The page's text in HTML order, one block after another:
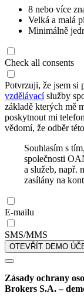
8 nebo více
Velká a malá
Minimálně
Check all consents
Potvrzuji, že jsem si
vzdělávacíslužby
základě kterých mě
poskytnout mi
vědomí, že odběr
Souhlasím s
společnosti
a služeb, např.
zasílány na
E-mailu
SMS/MMS
OTEVŘÍT DEMO
Zásady ochrany
Brokers S.A. –